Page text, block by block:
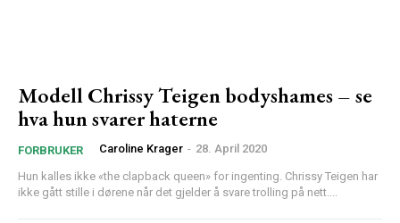
Modell Chrissy Teigen bodyshames – se
hva hun svarer haterne
FORBRUKER Caroline Krager - 28. April 2020
Hun kalles ikke «the clapback queen» for ingenting. Chrissy Teigen har
ikke gått stille i dørene når det gjelder å svare trolling på nett....